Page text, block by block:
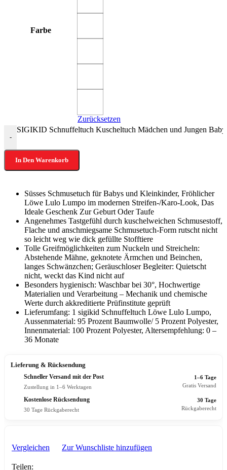
Farbe
Zurücksetzen
-
SIGIKID Schnuffeltuch Kuscheltuch Mädchen und Jungen
In Den Warenkorb
Süsses Schmusetuch für Babys und Kleinkinder, Fröhlicher
Löwe Lulo Lumpo im modernen Streifen-/Karo-Look, Das
Ideale Geschenk Zur Geburt Oder Taufe
Angenehmes Tastgefühl durch kuschelweichen Schmusestoff,
Flache und anschmiegsame Schmusetuch-Form rutscht nicht
so leicht weg wie dick gefüllte Stofftiere
Tolle Greifmöglichkeiten zum Nuckeln und Streicheln:
Abstehende Mähne, geknotete Ärmchen und Beinchen,
langes Schwänzchen; Geräuschloser Begleiter: Quietscht
nicht, weckt das Kind nicht auf
Besonders hygienisch: Waschbar bei 30°, Hochwertige
Materialien und Verarbeitung – Mechanik und chemische
Werte durch akkreditierte Prüfinstitute geprüft
Lieferumfang: 1 sigikid Schnuffeltuch Löwe Lulo Lumpo,
Aussenmaterial: 95 Prozent Baumwolle/ 5 Prozent Polyester,
Innenmaterial: 100 Prozent Polyester, Altersempfehlung: 0 –
36 Monate
Lieferung & Rücksendung
Schneller Versand mit der Post
Zustellung in 1–6 Werktagen
1–6 Tage
Gratis Versand
Kostenlose Rücksendung
30 Tage Rückgaberecht
30 Tage
Rückgaberecht
Vergleichen Zur Wunschliste hinzufügen
Teilen: